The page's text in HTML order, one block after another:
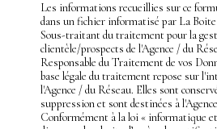
Les informations recueillies sur ce
dans un fichier informatisé par La
Sous-traitant du traitement pour la
clientèle/prospects de l'Agence / du
Responsable du Traitement de vos
base légale du traitement repose sur
l'Agence / du Réseau. Elles sont
suppression et sont destinées à
Conformément à la loi « informatique